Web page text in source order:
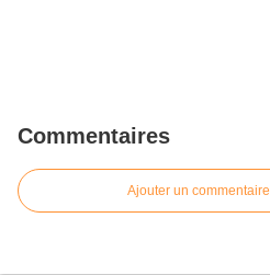
Commentaires
Ajouter un commentaire